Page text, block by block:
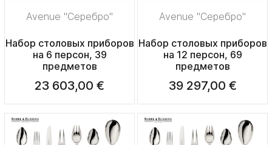
Avenue "Серебро"
Набор столовых приборов
на 6 персон, 39
предметов
23 603,00 €
Avenue "Серебро"
Набор столовых приборов
на 12 персон, 69
предметов
39 297,00 €